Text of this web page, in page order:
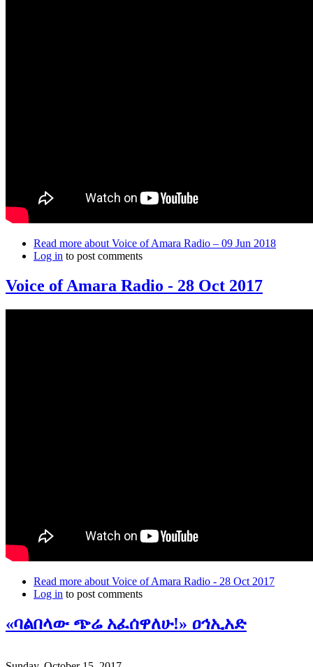
Read more about Voice of Amara Radio – 09 Jun 2018
Log in to post comments
Voice of Amara Radio - 28 Oct 2017
Read more about Voice of Amara Radio - 28 Oct 2017
Log in to post comments
«ባልበላው ጭሬ አፈሰዋለሁ!» ዐኅኢአድ